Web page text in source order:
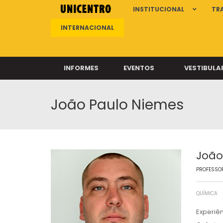
INSTITUCIONAL
INTERNACIONAL
INFORMES EVENTOS
João Paulo Niemes
QUÍMICA